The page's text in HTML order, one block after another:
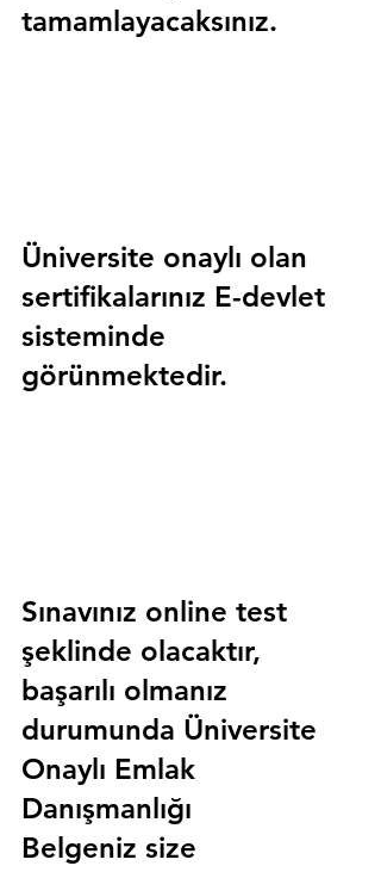
tamamlayacaksınız.
Üniversite onaylı olan
sertifikalarınız E-devlet
sisteminde
görünmektedir.
Sınavınız online test
şeklinde olacaktır,
başarılı olmanız
durumunda Üniversite
Onaylı Emlak
Danışmanlığı
Belgeniz size